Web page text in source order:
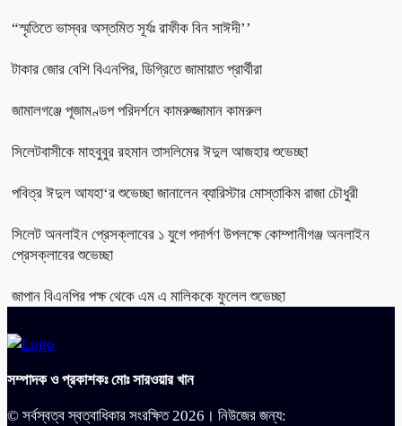
“স্মৃতিতে ভাস্বর অস্তমিত সূর্যঃ রাফীক বিন সাঈদী’’
টাকার জোর বেশি বিএনপির, ডিগ্রিতে জামায়াত প্রার্থীরা
জামালগঞ্জে পূজামণ্ডপ পরিদর্শনে কামরুজ্জামান কামরুল
সিলেটবাসীকে মাহবুবুর রহমান তাসলিমের ঈদুল আজহার শুভেচ্ছা
পবিত্র ঈদুল আযহা‘র শুভেচ্ছা জানালেন ব্যারিস্টার মোস্তাকিম রাজা চৌধুরী
সিলেট অনলাইন প্রেসক্লাবের ১ যুগে পদার্পণ উপলক্ষে কোম্পানীগঞ্জ অনলাইন
প্রেসক্লাবের শুভেচ্ছা
জাপান বিএনপির পক্ষ থেকে এম এ মালিককে ফুলেল শুভেচ্ছা
সম্পাদক ও প্রকাশকঃ মোঃ সারওয়ার খান
© সর্বস্বত্ব স্বত্বাধিকার সংরক্ষিত 2026। নিউজের জন্য: